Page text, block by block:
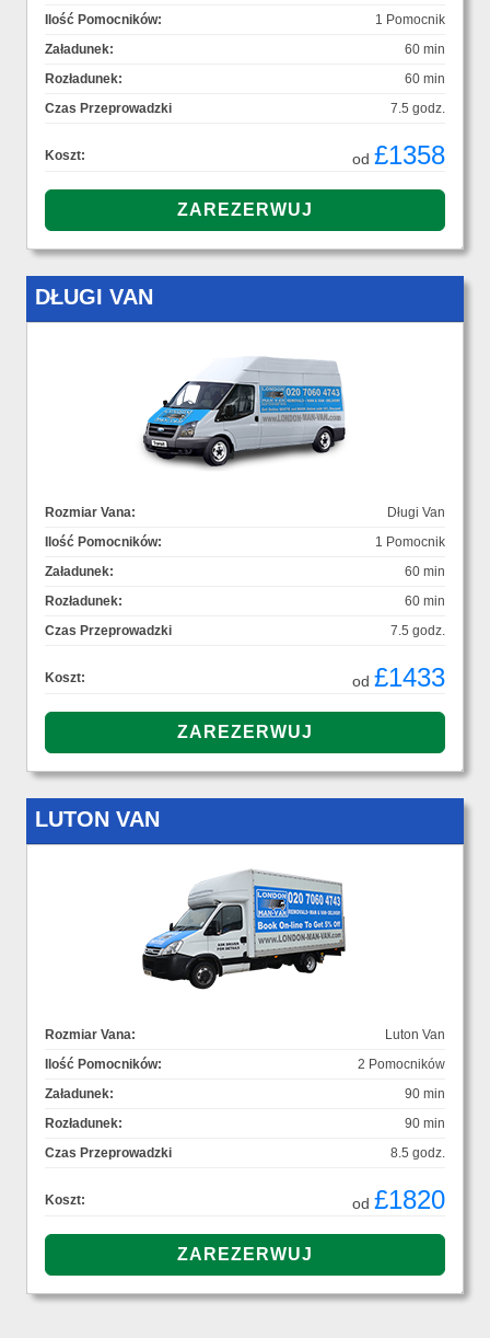
Ilość Pomocników:
1 Pomocnik
Załadunek:
60 min
Rozładunek:
60 min
Czas Przeprowadzki
7.5 godz.
Koszt: od £1358
DŁUGI VAN
Rozmiar Vana:
Długi Van
Ilość Pomocników:
1 Pomocnik
Załadunek:
60 min
Rozładunek:
60 min
Czas Przeprowadzki
7.5 godz.
Koszt: od £1433
LUTON VAN
Rozmiar Vana:
Luton Van
Ilość Pomocników:
2 Pomocników
Załadunek:
90 min
Rozładunek:
90 min
Czas Przeprowadzki
8.5 godz.
Koszt: od £1820